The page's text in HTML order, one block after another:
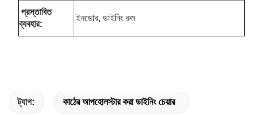
প্রস্তাবিত
ব্যবহার:
ইনডোর, ডাইনিং রুম
ট্যাগ: কাঠের আপহোলস্টার করা ডাইনিং চেয়ার